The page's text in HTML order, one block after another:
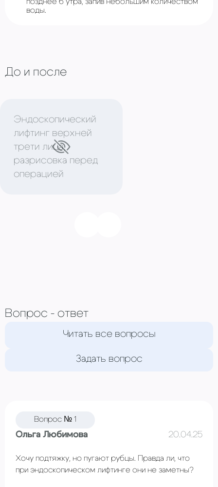
воды.
До и после
Эндоскопический
лифтинг верхней
трети лица,
разрисовка перед
операцией
Вопрос - ответ
Читать все вопросы
Задать вопрос
Вопрос № 1
Ольга Любимова 20.04.25
Хочу подтяжку, но пугают рубцы. Правда ли, что
при эндоскопическом лифтинге они не заметны?